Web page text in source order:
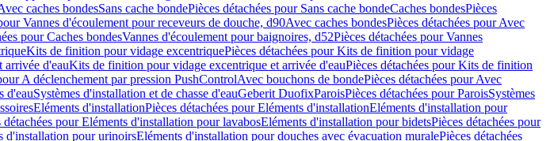
caches bondesSans cache bondePièces détachées pour Sans cache bondeCaches bondesPièces
Vannes d'écoulement pour receveurs de douche, d90Avec caches bondesPièces détachées pour Avec
pour Caches bondesVannes d'écoulement pour baignoires, d52Pièces détachées pour Vannes
Kits de finition pour vidage excentriquePièces détachées pour Kits de finition pour vidage
arrivée d'eauKits de finition pour vidage excentrique et arrivée d'eauPièces détachées pour Kits de finition
A déclenchement par pression PushControlAvec bouchons de bondePièces détachées pour Avec
d'eauSystèmes d'installation et de chasse d'eauGeberit DuofixParoisPièces détachées pour ParoisSystèmes
Eléments d'installationPièces détachées pour Eléments d'installationEléments d'installation pour
détachées pour Eléments d'installation pour lavabosEléments d'installation pour bidetsPièces détachées pour
d'installation pour urinoirsEléments d'installation pour douches avec évacuation muralePièces détachées